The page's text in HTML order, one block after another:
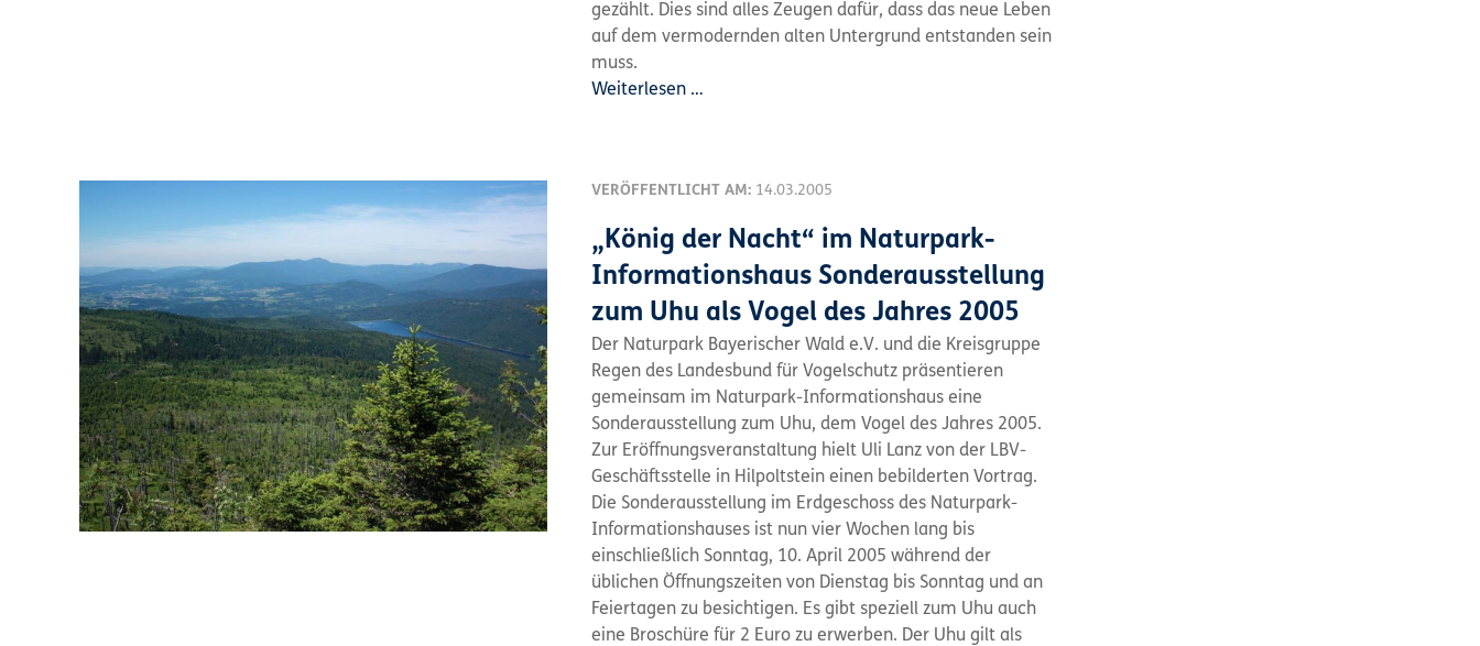
gezählt. Dies sind alles Zeugen dafür, dass das neue Leben
auf dem vermodernden alten Untergrund entstanden sein
muss.
Weiterlesen …
VERÖFFENTLICHT AM: 14.03.2005
„König der Nacht“ im Naturpark-
Informationshaus Sonderausstellung
zum Uhu als Vogel des Jahres 2005
Der Naturpark Bayerischer Wald e.V. und die Kreisgruppe
Regen des Landesbund für Vogelschutz präsentieren
gemeinsam im Naturpark-Informationshaus eine
Sonderausstellung zum Uhu, dem Vogel des Jahres 2005.
Zur Eröffnungsveranstaltung hielt Uli Lanz von der LBV-
Geschäftsstelle in Hilpoltstein einen bebilderten Vortrag.
Die Sonderausstellung im Erdgeschoss des Naturpark-
Informationshauses ist nun vier Wochen lang bis
einschließlich Sonntag, 10. April 2005 während der
üblichen Öffnungszeiten von Dienstag bis Sonntag und an
Feiertagen zu besichtigen. Es gibt speziell zum Uhu auch
eine Broschüre für 2 Euro zu erwerben. Der Uhu gilt als